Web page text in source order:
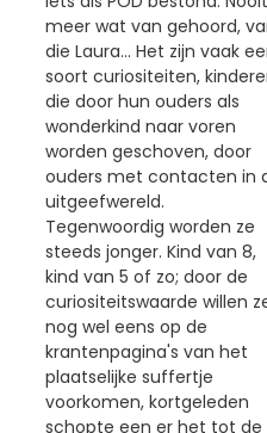
meer wat van gehoord,
die Laura... Het zijn vaak
soort curiositeiten,
die door hun ouders als
wonderkind naar voren
worden geschoven, door
ouders met contacten in
uitgeefwereld.
Tegenwoordig worden ze
steeds jonger. Kind van 8,
kind van 5 of zo; door de
curiositeitswaarde willen
nog wel eens op de
krantenpagina's van het
plaatselijke suffertje
voorkomen, kortgeleden
schopte een er het tot de